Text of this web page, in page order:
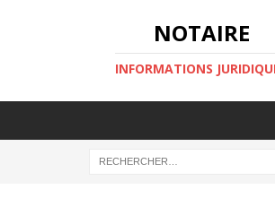
NOTAIRE
INFORMATIONS